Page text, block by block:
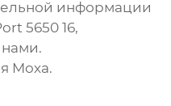
информации
5650 16,
нами.
Moxa.